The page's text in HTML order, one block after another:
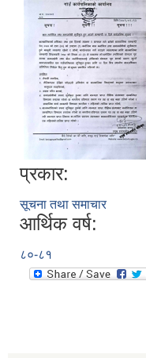
प्रकार:
सूचना तथा समाचार
आर्थिक वर्ष:
८०-८१